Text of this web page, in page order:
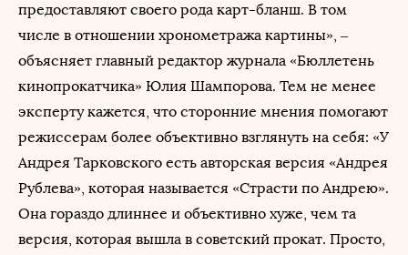
предоставляют своего рода карт-бланш. В том
числе в отношении хронометража картины», –
объясняет главный редактор журнала «Бюллетень
кинопрокатчика» Юлия Шампорова. Тем не менее
эксперту кажется, что сторонние мнения помогают
режиссерам более объективно взглянуть на себя: «У
Андрея Тарковского есть авторская версия «Андрея
Рублева», которая называется «Страсти по Андрею».
Она гораздо длиннее и объективно хуже, чем та
версия, которая вышла в советский прокат. Просто,